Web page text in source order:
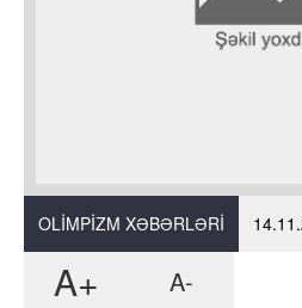
OLIMPIZM XƏBƏRLƏRI
A+ A-